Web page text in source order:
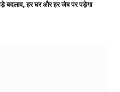
हर घर और हर जेब पर पड़ेगा